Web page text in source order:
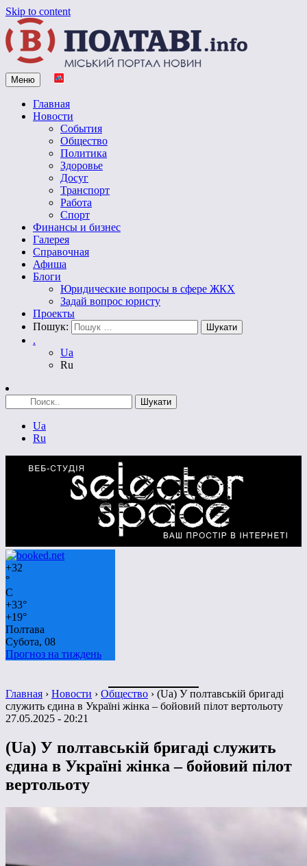
Skip to content
Vpoltave.info
Полтавский портал новостей
Меню
Главная
Новости
События
Общество
Политика
Здоровье
Досуг
Транспорт
Работа
Спорт
Финансы и бизнес
Галерея
Справочная
Афиша
Блоги
Юридические вопросы в сфере ЖКХ
Задай вопрос юристу
Проекты
Пошук:
.
Ua
Ru
Ua
Ru
+32
°
C
+33°
+19°
Полтава
Субота, 08
Прогноз на тиждень
Главная › Новости › Общество › (Ua) У полтавській бригаді
служить єдина в Україні жінка – бойовий пілот вертольоту
27.05.2025 - 20:21
(Ua) У полтавській бригаді служить
єдина в Україні жінка – бойовий пілот
вертольоту